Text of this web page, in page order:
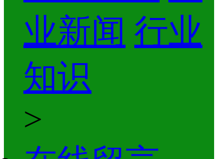
业新闻 行业
知识
>